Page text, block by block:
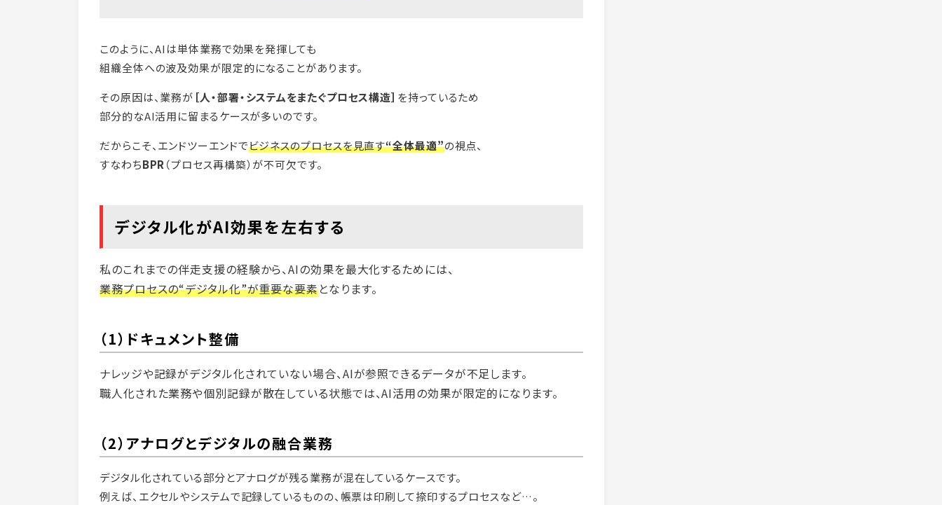
このように、AIは単体業務で効果を発揮しても
組織全体への波及効果が限定的になることがあります。
その原因は、業務が ［人・部署・システムをまたぐプロセス構造］ を持っているため
部分的なAI活用に留まるケースが多いのです。
だからこそ、エンドツーエンドでビジネスのプロセスを見直す“全体最適”の視点、
すなわちBPR （プロセス再構築）が不可欠です。
デジタル化がAI効果を左右する
私のこれまでの伴走支援の経験から、AIの効果を最大化するためには、
業務プロセスの“デジタル化”が重要な要素となります。
（1）ドキュメント整備
ナレッジや記録がデジタル化されていない場合、AIが参照できるデータが不足します。
職人化された業務や個別記録が散在している状態では、AI活用の効果が限定的になります。
（2）アナログとデジタルの融合業務
デジタル化されている部分とアナログが残る業務が混在しているケースです。
例えば、エクセルやシステムで記録しているものの、帳票は印刷して捺印するプロセスなど…。